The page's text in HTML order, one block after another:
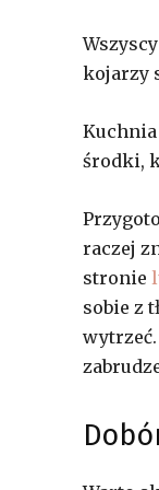
kojarzy
Kuchnia
środki,
raczej
stronie
sobie z